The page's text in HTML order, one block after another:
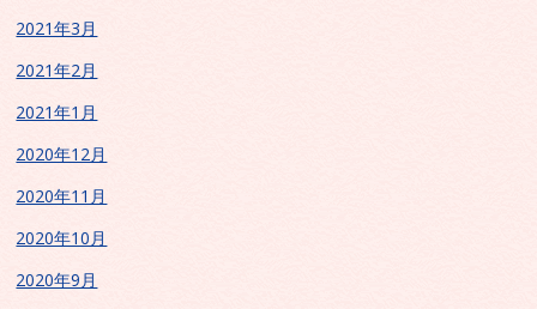
2021年3月
2021年2月
2021年1月
2020年12月
2020年11月
2020年10月
2020年9月